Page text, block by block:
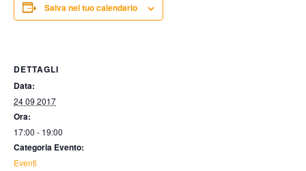
Salva nel tuo calendario
DETTAGLI
Data:
24 09 2017
Ora:
17:00 - 19:00
Categoria Evento:
Eventi